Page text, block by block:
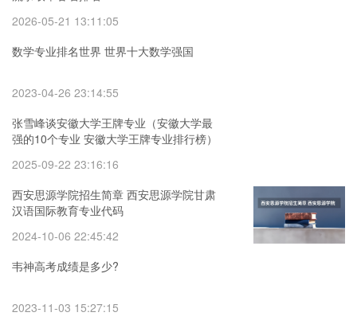
2026-05-21 13:11:05
数学专业排名世界 世界十大数学强国
2023-04-26 23:14:55
张雪峰谈安徽大学王牌专业（安徽大学最
强的10个专业 安徽大学王牌专业排行榜）
2025-09-22 23:16:16
西安思源学院招生简章 西安思源学院甘肃
汉语国际教育专业代码
2024-10-06 22:45:42
韦神高考成绩是多少?
2023-11-03 15:27:15